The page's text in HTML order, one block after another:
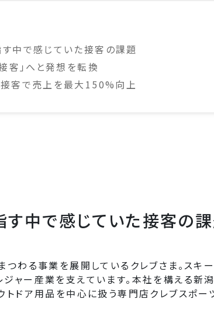
中で感じていた接客の課題
客」へと発想を転換
客で売上を最大150%向上
中で感じていた接客の
つわる事業を展開しているクレブさま。スキ
ャー産業を支えています。本社を構える新
トドア用品を中心に扱う専門店クレブスポー